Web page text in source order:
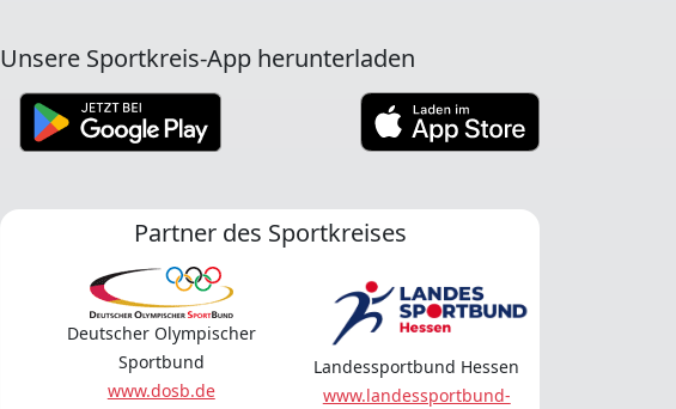
Unsere Sportkreis-App herunterladen
Partner des Sportkreises
Deutscher Olympischer
Sportbund
www.dosb.de
Landessportbund Hessen
www.landessportbund-